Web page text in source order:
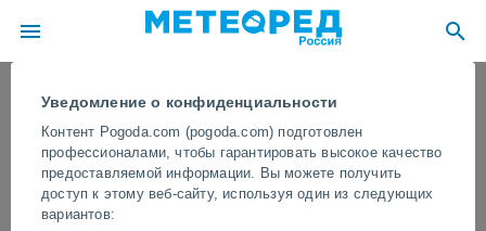
Уведомление о конфиденциальности
Контент Pogoda.com (pogoda.com) подготовлен
профессионалами, чтобы гарантировать высокое качество
предоставляемой информации. Вы можете получить
доступ к этому веб-сайту, используя один из следующих
вариантов: